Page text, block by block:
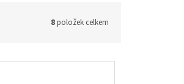
8položek celkem